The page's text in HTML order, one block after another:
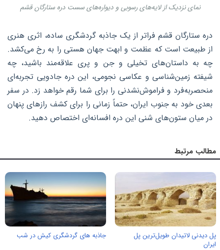
نمای نزدیک از لایه‌های رسوبی و دیواره‌های سست دره ستارگان قشم
دره ستارگان قشم فراتر از یک جاذبه گردشگری ساده، اثری هنری
از طبیعت است که عظمت و ابهت جهان هستی را به رخ می‌کشد.
چه به داستان‌های تخیلی و جن و پری علاقه‌مند باشید، چه
شیفته زمین‌شناسی و عکاسی نجومی، این دره جادویی تجربه‌ای
منحصربه‌فرد و فراموش‌نشدنی را برای شما رقم خواهد زد. در سفر
بعدی خود به جنوب ایران، حتماً زمانی را برای کشف رازهای پنهان
در میان ستون‌های شنی این دره افسانه‌ای اختصاص دهید.
مطالب مرتبط
پل دیدنی لاتیدان طویل‌ترین پل
ایران
جاذبه های گردشگری کیش در شب